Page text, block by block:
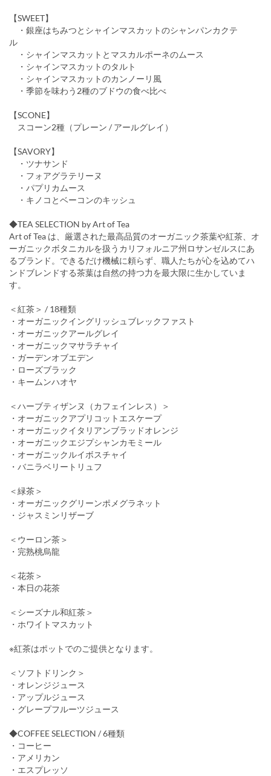
【SWEET】
・銀座はちみつとシャインマスカットのシャンパンカクテ
ル
・シャインマスカットとマスカルポーネのムース
・シャインマスカットのタルト
・シャインマスカットのカンノーリ風
・季節を味わう2種のブドウの食べ比べ
【SCONE】
スコーン2種（プレーン / アールグレイ）
【SAVORY】
・ツナサンド
・フォアグラテリーヌ
・パプリカムース
・キノコとベーコンのキッシュ
◆TEA SELECTION by Art of Tea
Art of Tea は、厳選された最高品質のオーガニック茶葉や紅茶、オ
ーガニックボタニカルを扱うカリフォルニア州ロサンゼルスにあ
るブランド。できるだけ機械に頼らず、職人たちが心を込めてハ
ンドブレンドする茶葉は自然の持つ力を最大限に生かしていま
す。
＜紅茶＞ / 18種類
・オーガニックイングリッシュブレックファスト
・オーガニックアールグレイ
・オーガニックマサラチャイ
・ガーデンオブエデン
・ローズブラック
・キームンハオヤ
＜ハーブティザンヌ（カフェインレス）＞
・オーガニックアプリコットエスケープ
・オーガニックイタリアンブラッドオレンジ
・オーガニックエジプシャンカモミール
・オーガニックルイボスチャイ
・バニラベリートリュフ
＜緑茶＞
・オーガニックグリーンポメグラネット
・ジャスミンリザーブ
＜ウーロン茶＞
・完熟桃烏龍
＜花茶＞
・本日の花茶
＜シーズナル和紅茶＞
・ホワイトマスカット
※紅茶はポットでのご提供となります。
＜ソフトドリンク＞
・オレンジジュース
・アップルジュース
・グレープフルーツジュース
◆COFFEE SELECTION / 6種類
・コーヒー
・アメリカン
・エスプレッソ